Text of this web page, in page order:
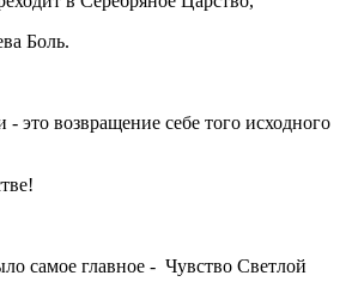
Боль.
это возвращение себе того исходного
самое главное - Чувство Светлой